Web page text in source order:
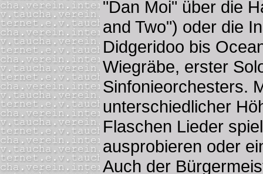
"Dan Moi" über die
and Two") oder die
Didgeridoo bis
Wiegräbe, erster
Sinfonieorchesters.
unterschiedlicher
Flaschen Lieder
ausprobieren oder
Auch der